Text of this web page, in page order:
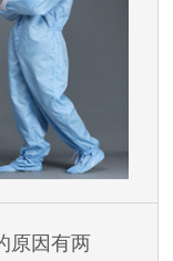
原因有两